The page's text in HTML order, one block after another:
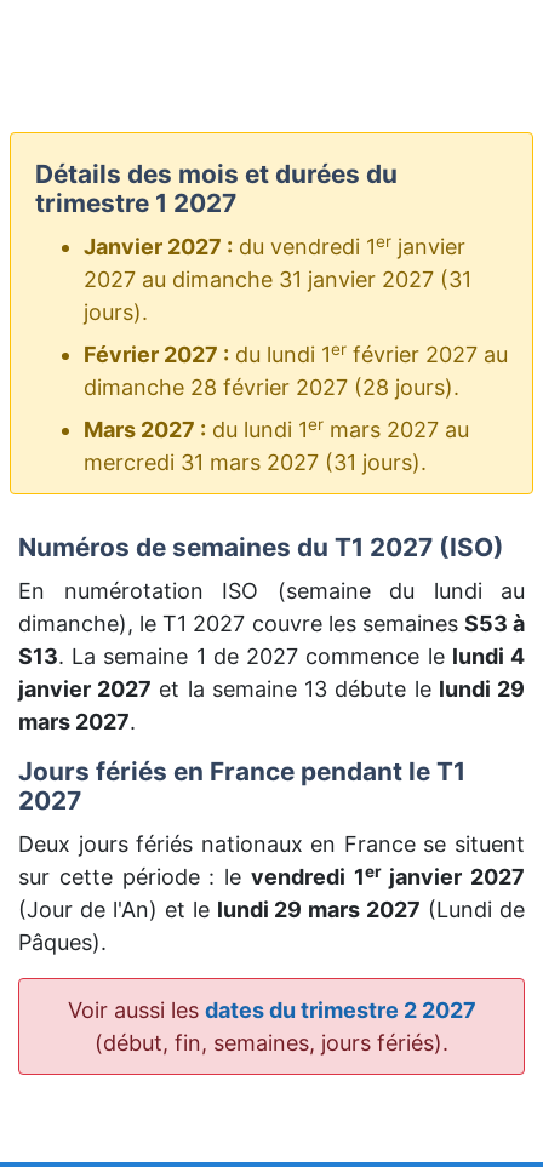
Détails des mois et durées du
trimestre 1 2027
Janvier 2027 : du vendredi 1er janvier
2027 au dimanche 31 janvier 2027 (31
jours).
Février 2027 : du lundi 1er février 2027 au
dimanche 28 février 2027 (28 jours).
Mars 2027 : du lundi 1er mars 2027 au
mercredi 31 mars 2027 (31 jours).
Numéros de semaines du T1 2027 (ISO)
En numérotation ISO (semaine du lundi au
dimanche), le T1 2027 couvre les semaines S53 à
S13. La semaine 1 de 2027 commence le lundi 4
janvier 2027 et la semaine 13 débute le lundi 29
mars 2027.
Jours fériés en France pendant le T1
2027
Deux jours fériés nationaux en France se situent
sur cette période : le vendredi 1erjanvier 2027
(Jour de l'An) et le lundi 29 mars 2027 (Lundi de
Pâques).
Voir aussi les dates du trimestre 2 2027
(début, fin, semaines, jours fériés).